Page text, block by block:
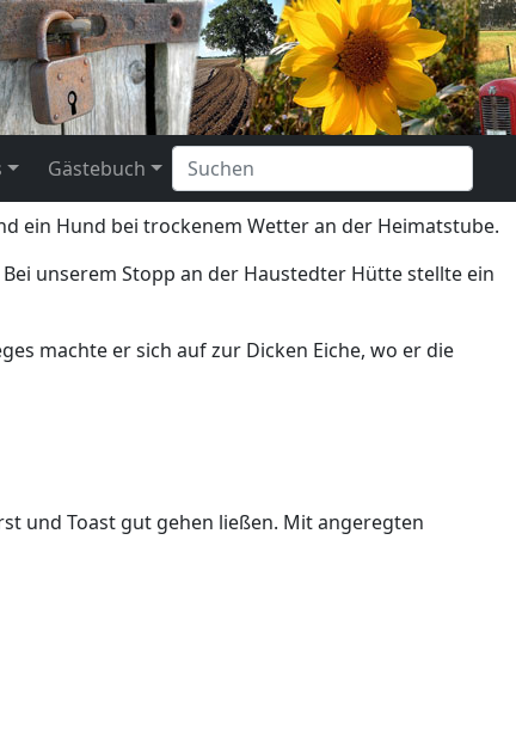
Gästebuch
ein Hund bei trockenem Wetter an der Heimatstube.
unserem Stopp an der Haustedter Hütte stellte ein
machte er sich auf zur Dicken Eiche, wo er die
und Toast gut gehen ließen. Mit angeregten